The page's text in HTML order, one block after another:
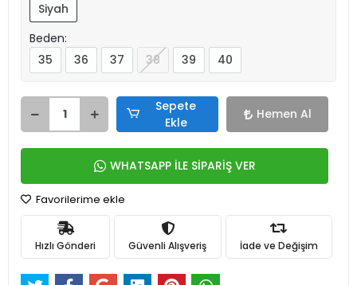
Siyah
Beden:
35
36 37 38 39 40
Sepete
Ekle
Hemen Al
WHATSAPP İLE SİPARİŞ VER
Favorilerime ekle
Hızlı Gönderi Güvenli Alışveriş İade ve Değişim